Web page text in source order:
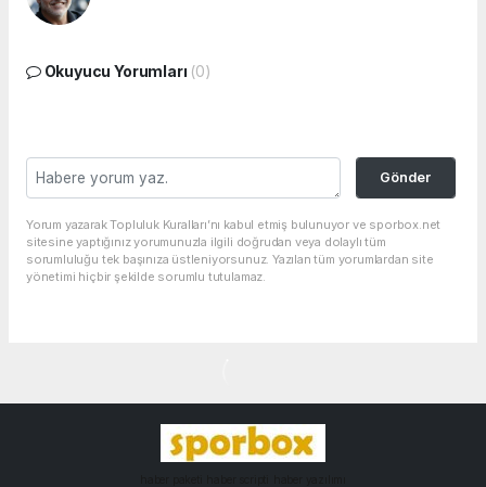
Okuyucu Yorumları (0)
Gönder
Yorum yazarak Topluluk Kuralları’nı kabul etmiş bulunuyor ve sporbox.net
sitesine yaptığınız yorumunuzla ilgili doğrudan veya dolaylı tüm
sorumluluğu tek başınıza üstleniyorsunuz. Yazılan tüm yorumlardan site
yönetimi hiçbir şekilde sorumlu tutulamaz.